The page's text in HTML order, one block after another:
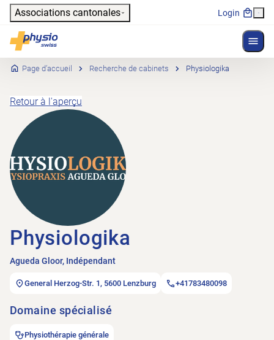
Header
Associations cantonales Login
Physioswiss
Navigation principale
Page d’accueil Recherche de cabinets Physiologika
Retour à l'aperçu
Physiologika
Agueda Gloor, Indépendant
General Herzog-Str. 1, 5600 Lenzburg +41783480098
Domaine spécialisé
Physiothérapie générale